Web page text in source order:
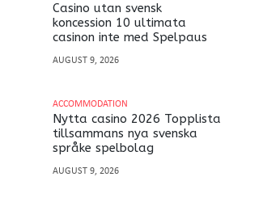
Casino utan svensk
koncession 10 ultimata
casinon inte med Spelpaus
AUGUST 9, 2026
ACCOMMODATION
Nytta casino 2026 Topplista
tillsammans nya svenska
språke spelbolag
AUGUST 9, 2026